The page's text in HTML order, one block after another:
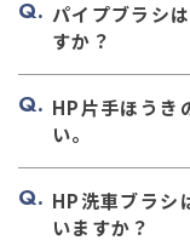
パイプブラシ
すか？
HP片手ほうき
い。
HP洗車ブラシ
いますか？